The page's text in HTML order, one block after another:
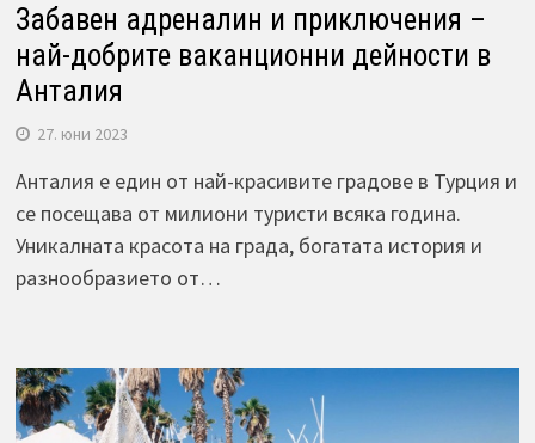
Забавен адреналин и приключения –
най-добрите ваканционни дейности в
Анталия
27. юни 2023
Анталия е един от най-красивите градове в Турция и
се посещава от милиони туристи всяка година.
Уникалната красота на града, богатата история и
разнообразието от…